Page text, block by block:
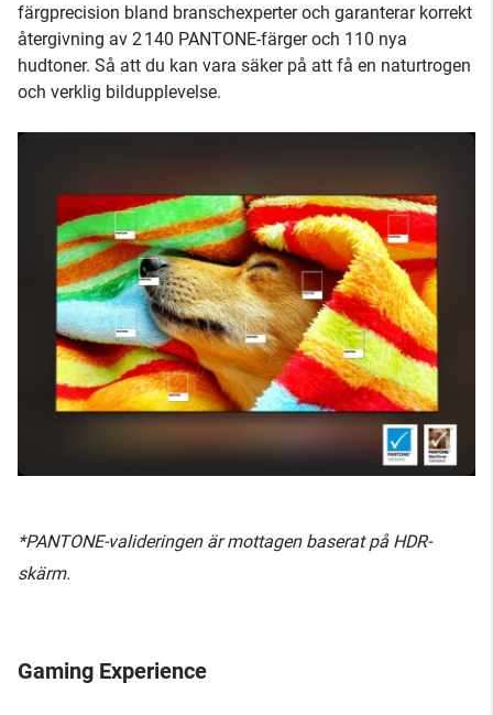
färgprecision bland branschexperter och garanterar korrekt
återgivning av 2 140 PANTONE-färger och 110 nya
hudtoner. Så att du kan vara säker på att få en naturtrogen
och verklig bildupplevelse.
*PANTONE-valideringen är mottagen baserat på HDR-
skärm.
Gaming Experience